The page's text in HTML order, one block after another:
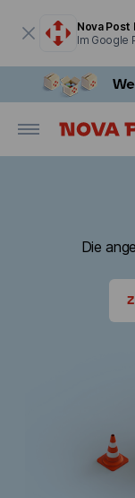
Nova Post
Im Google
Die